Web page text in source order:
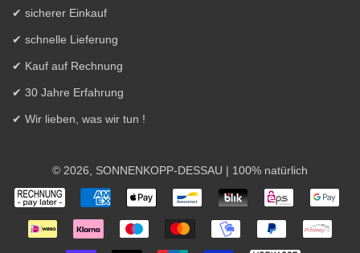
✔ sicherer Einkauf
✔ schnelle Lieferung
✔ Kauf auf Rechnung
✔ 30 Jahre Erfahrung
✔ Wir lieben, was wir tun !
© 2026, SONNENKOPP-DESSAU | 100% natürlich
Zahlungsarten